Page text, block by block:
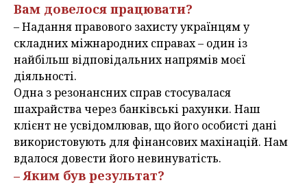
Вам довелося працювати?
– Надання правового захисту українцям у
складних міжнародних справах – один із
найбільш відповідальних напрямів моєї
діяльності.
Одна з резонансних справ стосувалася
шахрайства через банківські рахунки. Наш
клієнт не усвідомлював, що його особисті дані
використовують для фінансових махінацій. Нам
вдалося довести його невинуватість.
– Яким був результат?